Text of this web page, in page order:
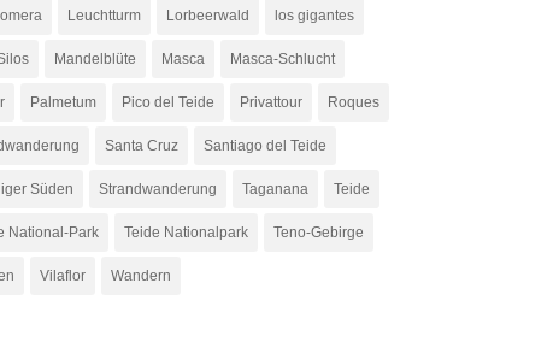
Leuchtturm Lorbeerwald los gigantes
Mandelblüte Masca Masca-Schlucht
Palmetum Pico del Teide Privattour Roques
Santa Cruz Santiago del Teide
Süden Strandwanderung Taganana Teide
National-Park Teide Nationalpark Teno-Gebirge
Vilaflor Wandern